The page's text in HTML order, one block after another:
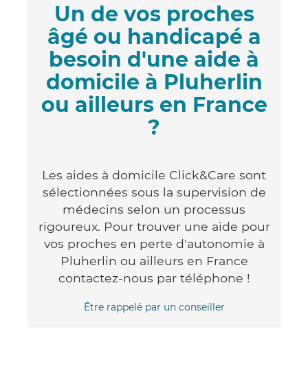
Un de vos proches
âgé ou handicapé a
besoin d'une aide à
domicile à Pluherlin
ou ailleurs en France
?
Les aides à domicile Click&Care sont
sélectionnées sous la supervision de
médecins selon un processus
rigoureux. Pour trouver une aide pour
vos proches en perte d'autonomie à
Pluherlin ou ailleurs en France
contactez-nous par téléphone !
Être rappelé par un conseiller